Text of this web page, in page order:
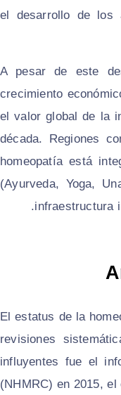
el desarrollo de los
A pesar de este
crecimiento
el valor global de la
década. Regiones
homeopatía está
(Ayurveda, Yoga,
infraestructura
El estatus de la
revisiones
influyentes fue el
(NHMRC) en 2015,